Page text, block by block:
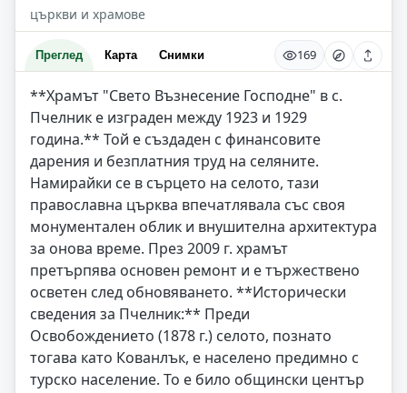
църкви и храмове
Преглед Карта Снимки 169
**Храмът "Свето Възнесение Господне" в с.
Пчелник е изграден между 1923 и 1929
година.** Той е създаден с финансовите
дарения и безплатния труд на селяните.
Намирайки се в сърцето на селото, тази
православна църква впечатлявала със своя
монументален облик и внушителна архитектура
за онова време. През 2009 г. храмът
претърпява основен ремонт и е тържествено
осветен след обновяването. **Исторически
сведения за Пчелник:** Преди
Освобождението (1878 г.) селото, познато
тогава като Кованлък, е населено предимно с
турско население. То е било общински център